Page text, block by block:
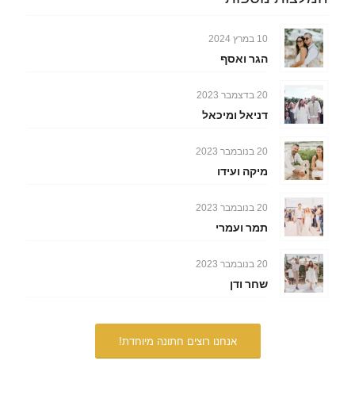
10 במרץ 2024
הגר ואסף
20 בדצמבר 2023
דניאל ומיכאל
20 בנובמבר 2023
מיקה ועידו
20 בנובמבר 2023
תמר ועמרי
20 בנובמבר 2023
שחר ודן
אנחנו רוצים חתונה מיוחדת!